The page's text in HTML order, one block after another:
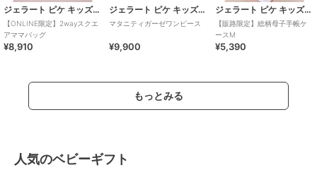
ジェラート ピケ キッズ＆ベビー
【ONLINE限定】2wayスクエ
アママバッグ
¥8,910
ジェラート ピケ キッズ＆ベビー
マタニティガーゼワンピース
¥9,900
ジェラート ピケ キッズ＆ベビー
【販路限定】総柄母子手帳ケ
ースM
¥5,390
もっとみる
人気のベビーギフト